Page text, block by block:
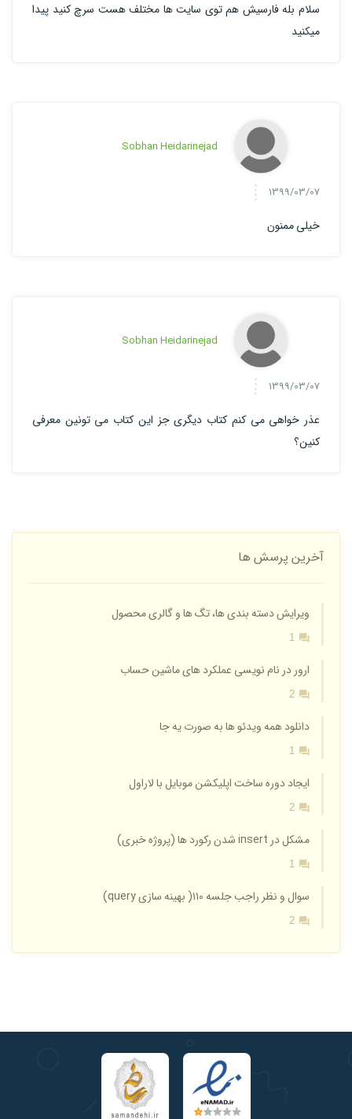
سلام بله فارسیش هم توی سایت ها مختلف هست سرچ کنید پیدا
میکنید
Sobhan Heidarinejad
1399/03/07
خیلی ممنون
Sobhan Heidarinejad
1399/03/07
عذر خواهی می کنم کتاب دیگری جز این کتاب می تونین معرفی
کنین؟
آخرین پرسش ها
ویرایش دسته بندی ها، تگ ها و گالری محصول
1
ارور در نام نویسی عملکرد های ماشین حساب
2
دانلود همه ویدئو ها به صورت یه جا
1
ایجاد دوره ساخت اپلیکشن موبایل با لاراول
2
مشکل در insert شدن رکورد ها (پروژه خبری)
1
سوال و نظر راجب جلسه ۱۱۰( بهینه سازی query)
2